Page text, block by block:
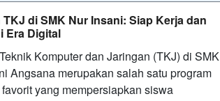
di SMK Nur Insani: Siap Kerja dan
Era Digital
Komputer dan Jaringan (TKJ) di SMK
Angsana merupakan salah satu program
yang mempersiapkan siswa